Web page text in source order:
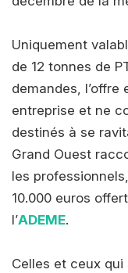
Uniquement
de 12 tonnes de
demandes,
entreprise et ne
destinés à se
Grand Ouest
les
10.000 euros
l’ADEME.
Celles et ceux